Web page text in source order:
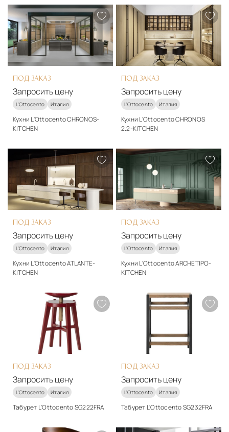
модерн
Подробнее
Запросить цену
арт-деко
Подробнее
Запросить цену
ПОД ЗАКАЗ
Запросить цену
L'Ottocento Италия
Кухни L'Ottocento CHRONOS-
KITCHEN
арт-деко
Подробнее
Запросить цену
ПОД ЗАКАЗ
Запросить цену
L'Ottocento Италия
Кухни L'Ottocento CHRONOS
2.2-KITCHEN
арт-деко
Подробнее
Запросить цену
ПОД ЗАКАЗ
Запросить цену
L'Ottocento Италия
Кухни L'Ottocento ATLANTE-
KITCHEN
арт-деко
Подробнее
Запросить цену
ПОД ЗАКАЗ
Запросить цену
L'Ottocento Италия
Кухни L'Ottocento ARCHETIPO-
KITCHEN
арт-деко
Подробнее
ПОД ЗАКАЗ
Запросить цену
L'Ottocento Италия
Табурет L'Ottocento SG222FRA
арт-деко
ПОД ЗАКАЗ
Запросить цену
L'Ottocento Италия
Табурет L'Ottocento SG232FRA
модерн